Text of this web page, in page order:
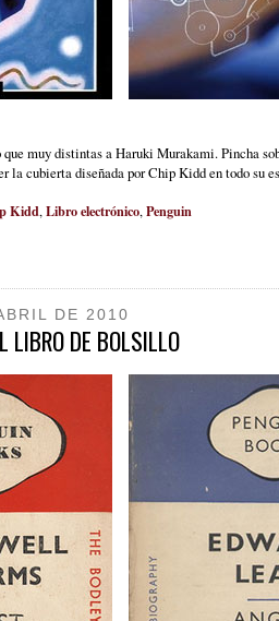
muy distintas a Haruki Murakami. Pincha
la cubierta diseñada por Chip Kidd en todo su
Kidd, Libro electrónico, Penguin
DE 2010
LIBRO DE BOLSILLO